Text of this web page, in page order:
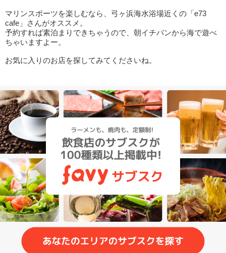
マリンスポーツを楽しむなら、弓ヶ浜海水浴場近くの「e73
cafe」さんがオススメ。
予約すれば素泊まりできちゃうので、朝イチバンから海で遊べ
ちゃいますよー。
お気に入りのお店を探してみてくださいね。